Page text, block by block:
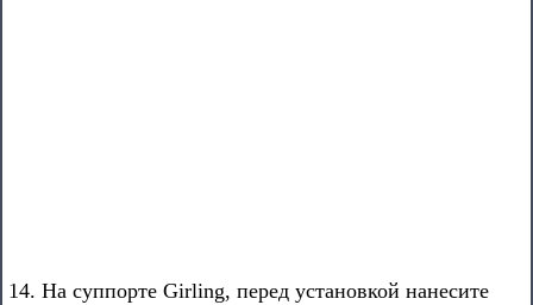
14. На суппорте Girling, перед установкой нанесите